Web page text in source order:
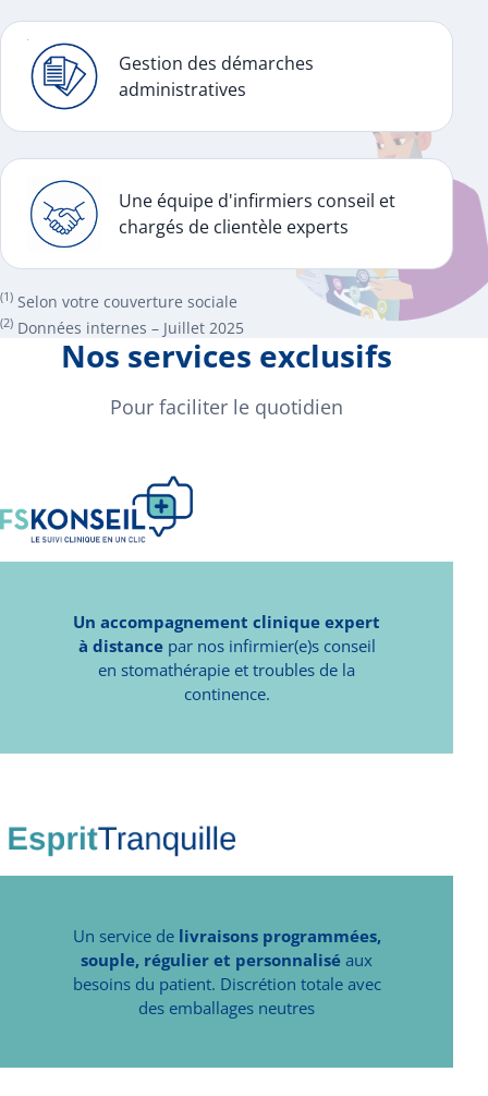
Gestion des démarches
administratives
Une équipe d'infirmiers conseil et
chargés de clientèle experts
(1) Selon votre couverture sociale
(2) Données internes – Juillet 2025
Nos services exclusifs
Pour faciliter le quotidien
Un accompagnement clinique expert
à distancepar nos infirmier(e)s conseil
en stomathérapie et troubles de la
continence.
Un service de livraisons programmées,
souple, régulier et personnalisé aux
besoins du patient. Discrétion totale avec
des emballages neutres